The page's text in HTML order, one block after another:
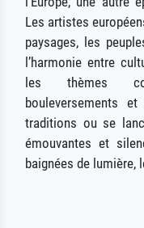
Les artistes
paysages, les
l’harmonie entre
les thèmes
bouleversements
traditions ou se
émouvantes et
baignées de lumière,